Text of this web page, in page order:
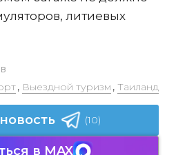
литиевых
, Выездной туризм , Таиланд
(10)
в MAX